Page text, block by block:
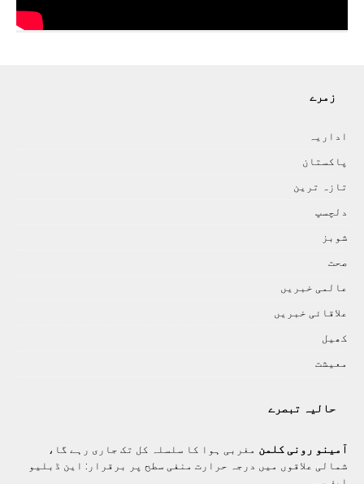
زمرے
اداريہ
پاکستان
تازہ ترين
دلچسپ
شوبز
صحت
عالمی خبريں
علاقائی خبريں
کھيل
معيشت
حالیہ تبصرے
آمینو رونی کلمن مغربی ہوا کا سلسلہ کل تک جاری رہے گا،
شمالی علاقوں میں درجہ حرارت منفی سطح پر برقرار: این ڈبلیو